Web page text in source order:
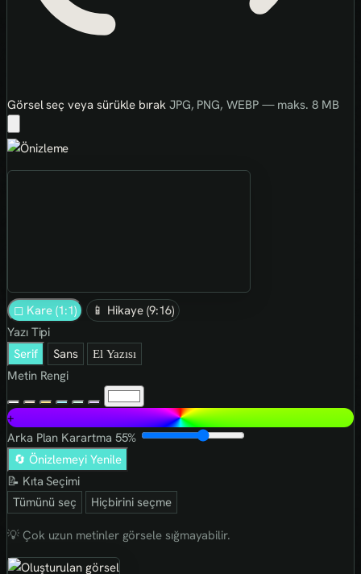
Görsel seç veya sürükle bırak JPG, PNG, WEBP — maks. 8 MB
◻ Kare (1:1)
📱 Hikaye (9:16)
Yazı Tipi
Serif
Sans El Yazısı
Metin Rengi
+
Arka Plan Karartma 55%
🔄 Önizlemeyi Yenile
📝 Kıta Seçimi
Tümünü seç
Hiçbirini seçme
💡 Çok uzun metinler görsele sığmayabilir.